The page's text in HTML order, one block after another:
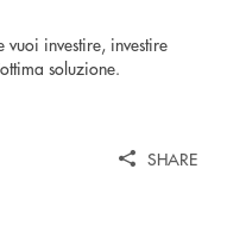
vuoi investire, investire
soluzione.
SHARE